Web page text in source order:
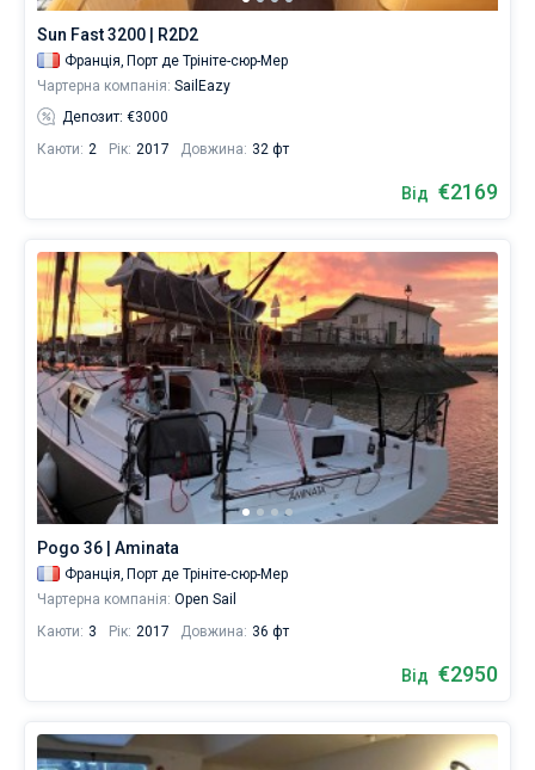
Sun Fast 3200 | R2D2
Франція, Порт де Трініте-сюр-Мер
Чартерна компанія: SailEazy
Депозит: €3000
Каюти: 2 Рік: 2017 Довжина: 32 фт
Від €2169
Pogo 36 | Aminata
Франція, Порт де Трініте-сюр-Мер
Чартерна компанія: Open Sail
Каюти: 3 Рік: 2017 Довжина: 36 фт
Від €2950